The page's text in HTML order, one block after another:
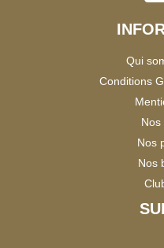
Qui
Conditions
Nos
Nos
Nos